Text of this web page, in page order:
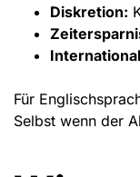
Diskretion:
Für
Selbst wenn der